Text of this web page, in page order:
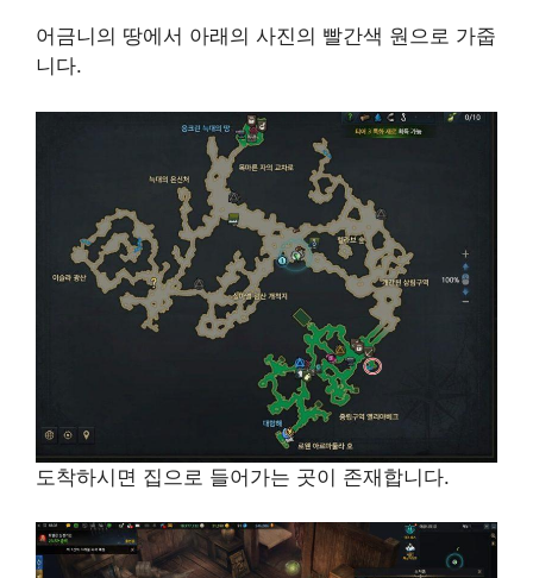
어금니의 땅에서 아래의 사진의 빨간색 원으로 가줍
니다.
도착하시면 집으로 들어가는 곳이 존재합니다.